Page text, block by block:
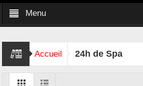
Menu
Accueil 24h de Spa